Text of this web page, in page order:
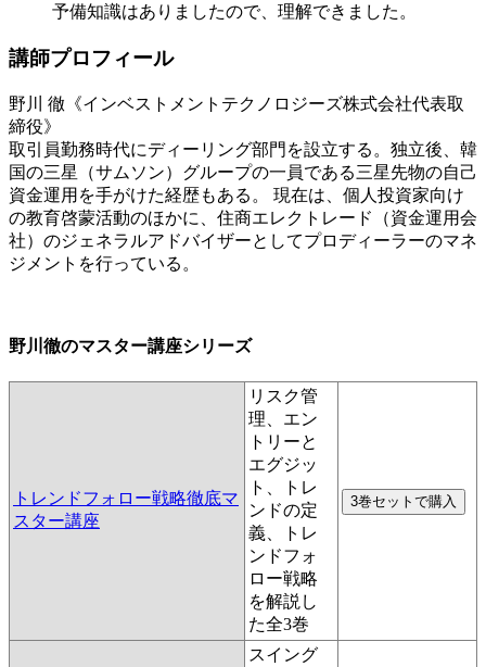
予備知識はありましたので、理解できました。
講師プロフィール
野川 徹《インベストメントテクノロジーズ株式会社代表取
締役》
取引員勤務時代にディーリング部門を設立する。独立後、韓
国の三星（サムソン）グループの一員である三星先物の自己
資金運用を手がけた経歴もある。 現在は、個人投資家向け
の教育啓蒙活動のほかに、住商エレクトレード（資金運用会
社）のジェネラルアドバイザーとしてプロディーラーのマネ
ジメントを行っている。
野川徹のマスター講座シリーズ
トレンドフォロー戦略徹底マ
スター講座
リスク管
理、エン
トリーと
エグジッ
ト、トレ
ンドの定
義、トレ
ンドフォ
ロー戦略
を解説し
た全3巻
スイング